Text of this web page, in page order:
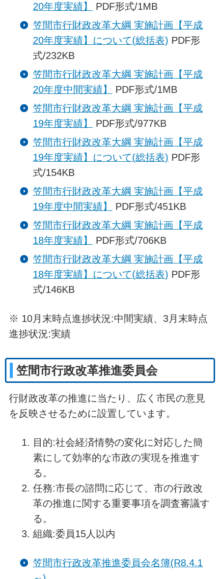
20年度実績】
PDF形式/1MB
笠間市行財政改革大綱 実施計画【平成
20年度実績】について(総括表) PDF形
式/232KB
笠間市行財政改革大綱 実施計画【平成
20年度中間実績】
PDF形式/1MB
笠間市行財政改革大綱 実施計画【平成
19年度実績】
PDF形式/977KB
笠間市行財政改革大綱 実施計画【平成
19年度実績】について(総括表) PDF形
式/154KB
笠間市行財政改革大綱 実施計画【平成
19年度中間実績】
PDF形式/451KB
笠間市行財政改革大綱 実施計画【平成
18年度実績】
PDF形式/706KB
笠間市行財政改革大綱 実施計画【平成
18年度実績】について(総括表) PDF形
式/146KB
※ 10月末時点進捗状況:中間実績、3月末時点
進捗状況:実績
笠間市行政改革推進委員会
行財政改革の推進に当たり、広く市民の意見
を反映させるために設置しています。
目的:社会経済情勢の変化に対応した簡
素にして効率的な市政の実現を推進す
る。
任務:市長の諮問に応じて、市の行政改
革の推進に関する重要事項を調査審議す
る。
組織:委員15人以内
笠間市行政改革推進委員会名簿(R8.4.1